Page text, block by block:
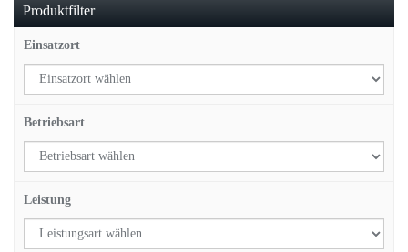
Produktfilter
Einsatzort
Betriebsart
Leistung